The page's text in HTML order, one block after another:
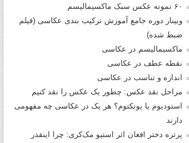
۶۰ نمونه عکس سبک ماکسیمالیسم
وبینار دوره جامع آموزش ترکیب بندی عکاسی (فیلم
ضبط شده)
ماکسیمالیسم در عکاسی
نقطه عطف در عکاسی
اندازه و تناسب در عکاسی
مراحل نقد عکس: چطور یک عکس را نقد کنیم
استودیوم یا پونکتوم؟ هر یک در عکاسی چه مفهومی
دارند
پرتره دختر افغان اثر استیو مک‌کری: چرا اینقدر